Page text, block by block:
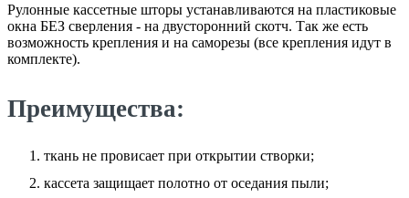
Рулонные кассетные шторы устанавливаются на пластиковые
окна БЕЗ сверления - на двусторонний скотч. Так же есть
возможность крепления и на саморезы (все крепления идут в
комплекте).
Преимущества:
ткань не провисает при открытии створки;
кассета защищает полотно от оседания пыли;